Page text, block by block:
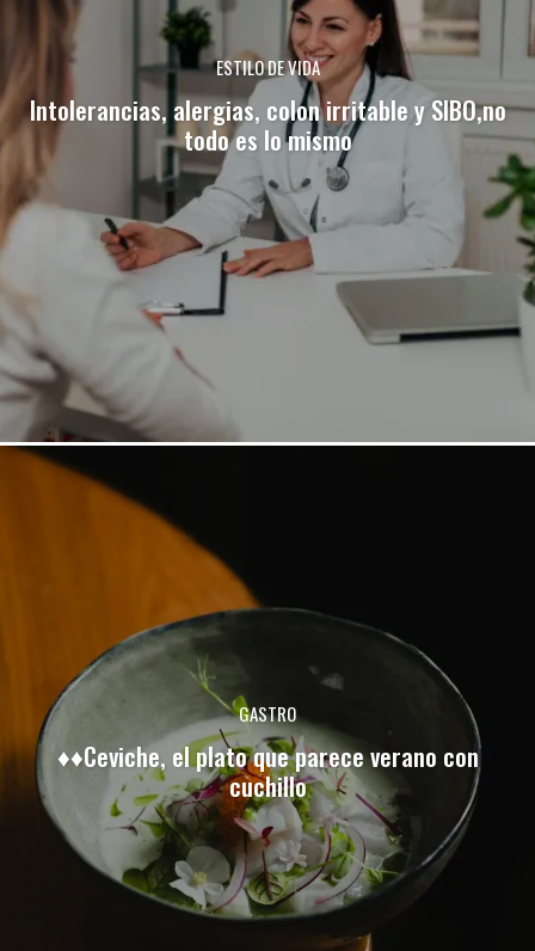
ESTILO DE VIDA
Intolerancias, alergias, colon irritable y SIBO,no
todo es lo mismo
GASTRO
♦♦Ceviche, el plato que parece verano con
cuchillo